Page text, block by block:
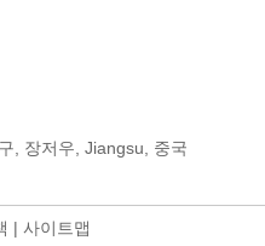
, 장저우, Jiangsu, 중국
| 사이트맵